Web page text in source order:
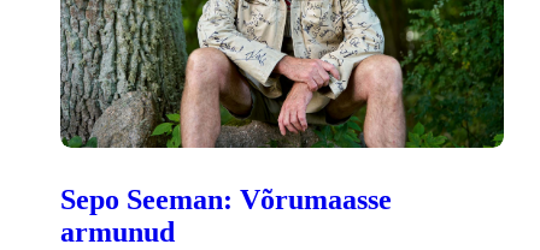
Sepo Seeman: Võrumaasse
armunud